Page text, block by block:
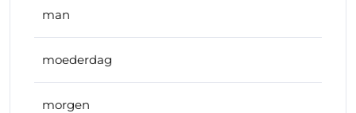
man
moederdag
morgen